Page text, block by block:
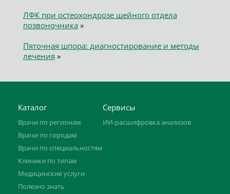
ЛФК при остеохондрозе шейного отдела
позвоночника»
Пяточная шпора: диагностирование и методы
лечения »
Каталог
Врачи по регионам
Врачи по городам
Врачи по специальностям
Клиники по типам
Медицинские услуги
Полезно знать
Сервисы
ИИ-расшифровка анализов